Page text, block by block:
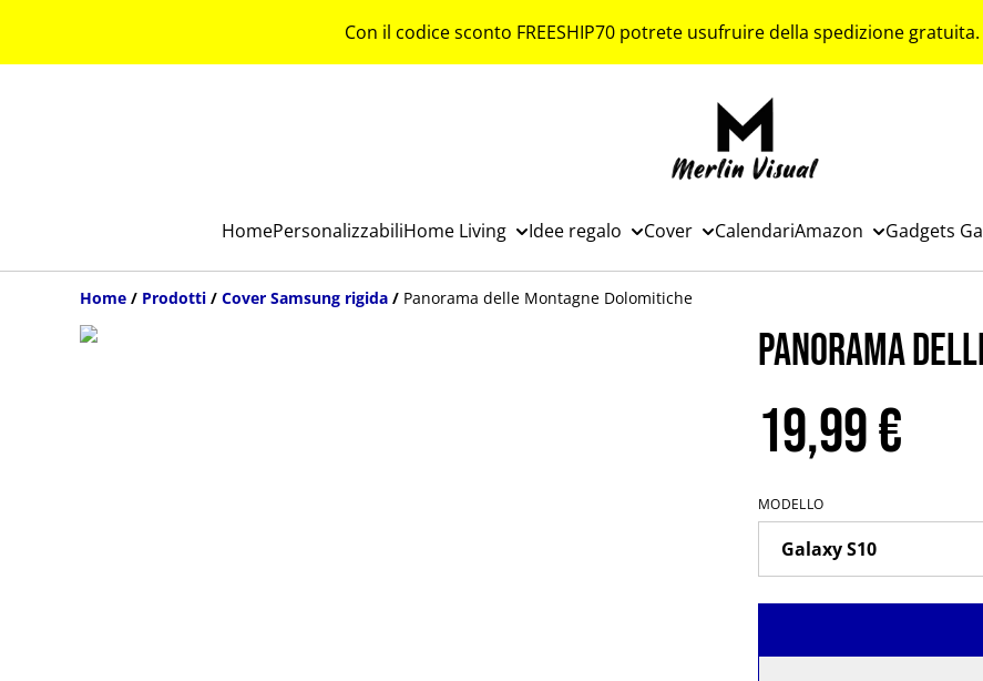
Con il codice sconto FREESHIP70 potrete usufruire della spedizione
HomePersonalizzabiliHome Living Idee regalo Cover CalendariAmazon Gadgets
Home / Prodotti / Cover Samsung rigida / Panorama delle Montagne Dolomitiche
Panorama
19,99 €
MODELLO